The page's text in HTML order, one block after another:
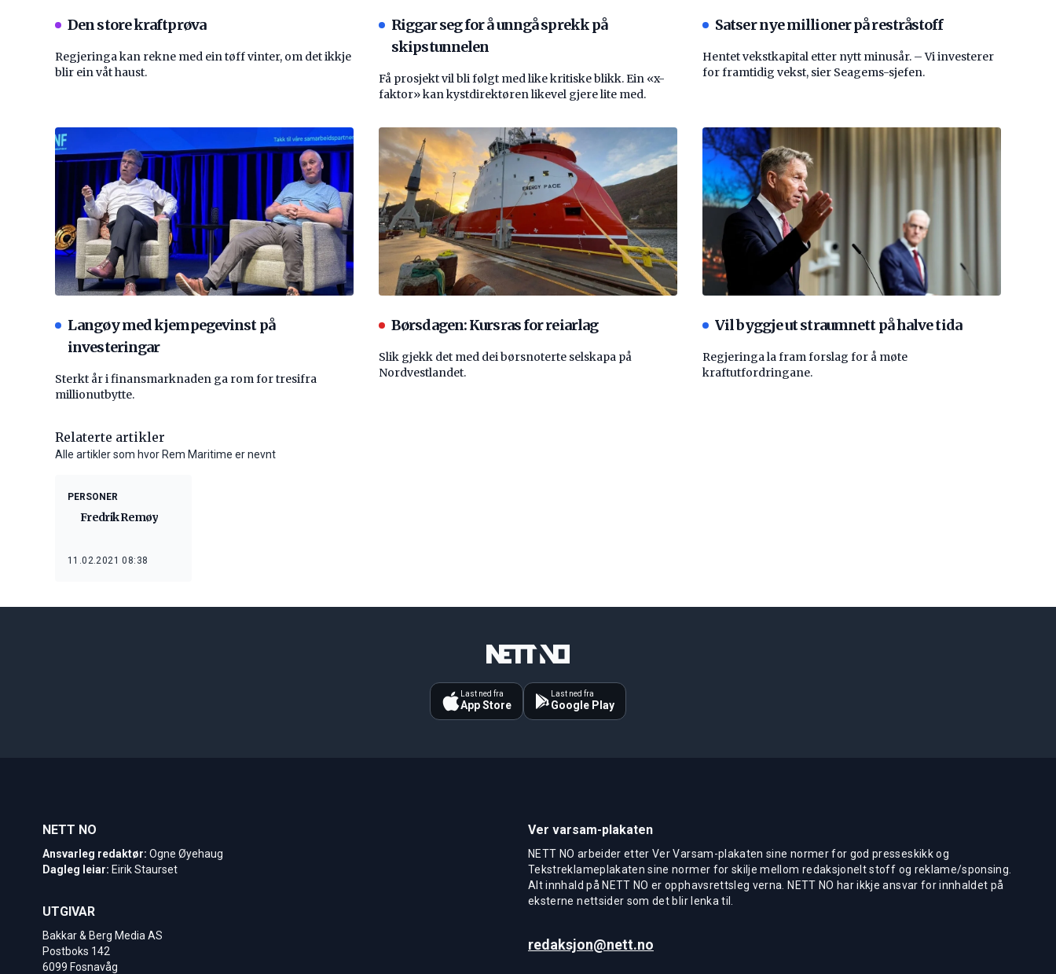
Den store kraftprøva
Regjeringa kan rekne med ein tøff vinter, om det ikkje
blir ein våt haust.
Riggar seg for å unngå sprekk på
skipstunnelen
Få prosjekt vil bli følgt med like kritiske blikk. Ein «x-
faktor» kan kystdirektøren likevel gjere lite med.
Satser nye millioner på restråstoff
Hentet vekstkapital etter nytt minusår. – Vi investerer
for framtidig vekst, sier Seagems-sjefen.
Langøy med kjempegevinst på
investeringar
Sterkt år i finansmarknaden ga rom for tresifra
millionutbytte.
Børsdagen: Kursras for reiarlag
Slik gjekk det med dei børsnoterte selskapa på
Nordvestlandet.
Vil byggje ut straumnett på halve tida
Regjeringa la fram forslag for å møte
kraftutfordringane.
Relaterte artikler
Alle artikler som hvor Rem Maritime er nevnt
PERSONER
Fredrik Remøy
11.02.2021 08:38
Last ned fra
App Store
Last ned fra
Google Play
NETT NO
Ansvarleg redaktør: Ogne Øyehaug
Dagleg leiar: Eirik Staurset
UTGIVAR
Bakkar & Berg Media AS
Postboks 142
6099 Fosnavåg
Ver varsam-plakaten
NETT NO arbeider etter Ver Varsam-plakaten sine normer for god presseskikk og
Tekstreklameplakaten sine normer for skilje mellom redaksjonelt stoff og reklame/sponsing.
Alt innhald på NETT NO er opphavsrettsleg verna. NETT NO har ikkje ansvar for innhaldet på
eksterne nettsider som det blir lenka til.
redaksjon@nett.no